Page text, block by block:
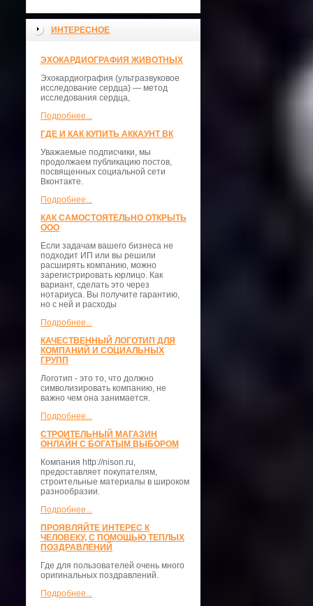
ИНТЕРЕСНОЕ
ЭХОКАРДИОГРАФИЯ ЖИВОТНЫХ
Эхокардиография (ультразвуковое
исследование сердца) — метод
исследования сердца,
Подробнее...
ГДЕ И КАК КУПИТЬ АККАУНТ ВК
Уважаемые подписчики, мы
продолжаем публикацию постов,
посвященных социальной сети
Вконтакте.
Подробнее...
КАК САМОСТОЯТЕЛЬНО ОТКРЫТЬ
ООО
Если задачам вашего бизнеса не
подходит ИП или вы решили
расширять компанию, можно
зарегистрировать юрлицо. Как
вариант, сделать это через
нотариуса. Вы получите гарантию,
но с ней и расходы
Подробнее...
КАЧЕСТВЕННЫЙ ЛОГОТИП ДЛЯ
КОМПАНИЙ И СОЦИАЛЬНЫХ
ГРУПП
Логотип - это то, что должно
символизировать компанию, не
важно чем она занимается.
Подробнее...
СТРОИТЕЛЬНЫЙ МАГАЗИН
ОНЛАЙН С БОГАТЫМ ВЫБОРОМ
Компания http://nison.ru,
предоставляет покупателям,
строительные материалы в широком
разнообразии.
Подробнее...
ПРОЯВЛЯЙТЕ ИНТЕРЕС К
ЧЕЛОВЕКУ, С ПОМОЩЬЮ ТЕПЛЫХ
ПОЗДРАВЛЕНИЙ
Где для пользователей очень много
оригинальных поздравлений.
Подробнее...